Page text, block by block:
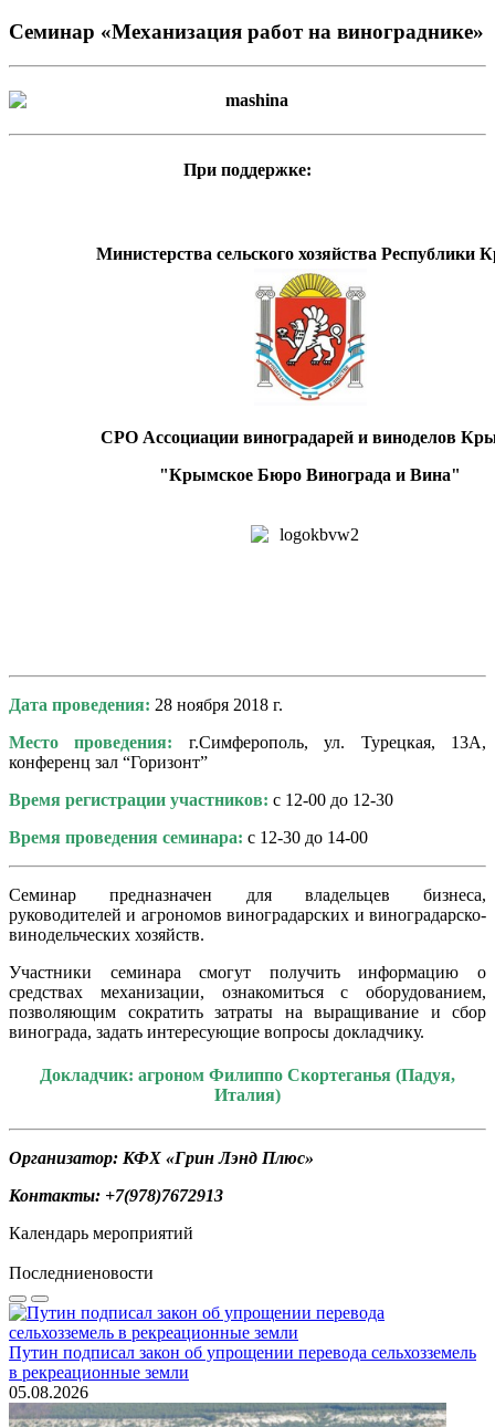
Семинар «Механизация работ на винограднике»
При поддержке:
Министерства сельского хозяйства Республики
СРО Ассоциации виноградарей и виноделов
"Крымское Бюро Винограда и Вина"
Дата проведения: 28 ноября 2018 г.
Место проведения:
г.Симферополь, ул. Турецкая, 13А,
конференц зал “Горизонт”
Время регистрации участников: с 12-00 до 12-30
Время проведения семинара: с 12-30 до 14-00
Семинар предназначен для владельцев бизнеса,
руководителей и агрономов виноградарских и виноградарско-
винодельческих хозяйств.
Участники семинара смогут получить информацию о
средствах механизации, ознакомиться с оборудованием,
позволяющим сократить затраты на выращивание и сбор
винограда, задать интересующие вопросы докладчику.
Докладчик: агроном Филиппо Скортеганья (Падуя,
Италия)
Организатор: КФХ «Грин Лэнд Плюс»
Контакты: +7(978)7672913
Календарь мероприятий
Последниеновости
Путин подписал закон об упрощении перевода сельхозземель
в рекреационные земли
05.08.2026